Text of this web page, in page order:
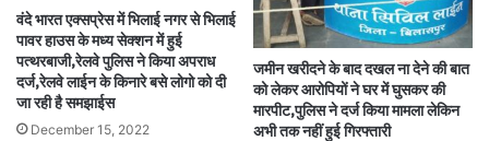
वंदे भारत एक्सप्रेस में भिलाई नगर से भिलाई
पावर हाउस के मध्य सेक्शन में हुई
पत्थरबाजी,रेलवे पुलिस ने किया अपराध
दर्ज,रेलवे लाईन के किनारे बसे लोगो को दी
जा रही है समझाईस
December 15, 2022
जमीन खरीदने के बाद दखल ना देने की बात
को लेकर आरोपियों ने घर में घुसकर की
मारपीट,पुलिस ने दर्ज किया मामला लेकिन
अभी तक नहीं हुई गिरफ्तारी